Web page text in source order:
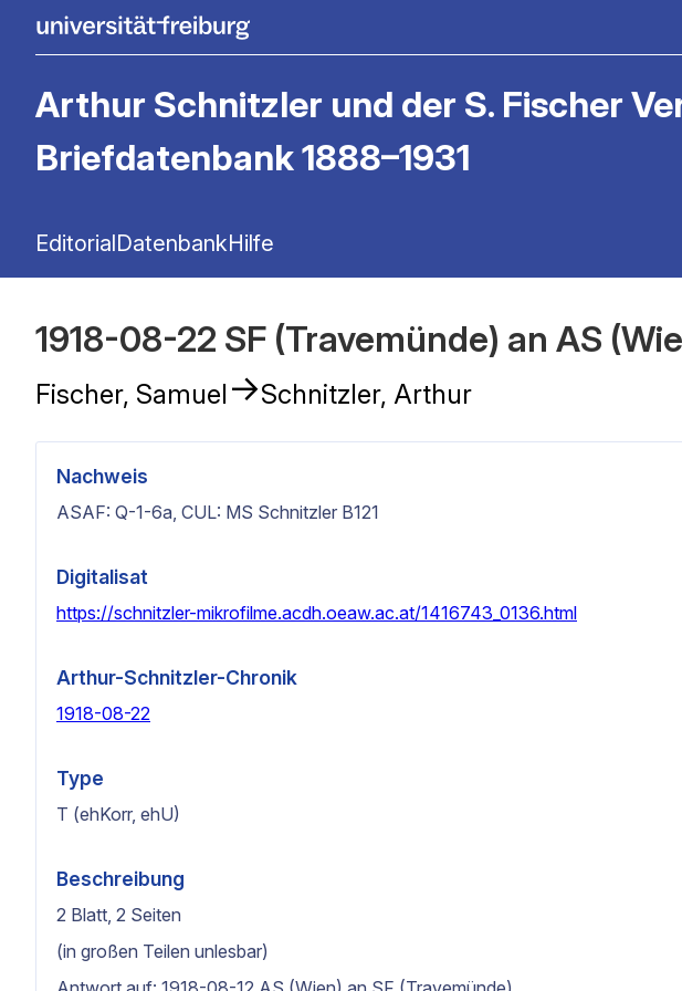
Arthur Schnitzler und der S. Fischer
Briefdatenbank 1888–1931
EditorialDatenbankHilfe
1918-08-22 SF (Travemünde) an AS
Fischer, Samuel →Schnitzler, Arthur
Nachweis
ASAF: Q-1-6a, CUL: MS Schnitzler B121
Digitalisat
https://schnitzler-mikrofilme.acdh.oeaw.ac.at/1416743_0136.html
Arthur-Schnitzler-Chronik
1918-08-22
Type
T (ehKorr, ehU)
Beschreibung
2 Blatt, 2 Seiten
(in großen Teilen unlesbar)